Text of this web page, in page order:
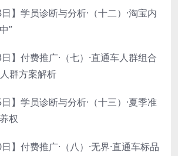
】学员诊断与分析·（十二）·淘宝内
”
】付费推广·（七）·直通车人群组合
群方案解析
日】学员诊断与分析·（十三）·夏季准
权
】付费推广·（八）·无界·直通车标品